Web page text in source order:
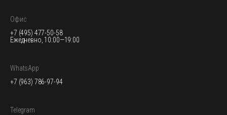
Офис
+7 (495) 477-50-58
Ежедневно, 10:00—19:00
WhatsApp
+7 (963) 786-97-94
Telegram